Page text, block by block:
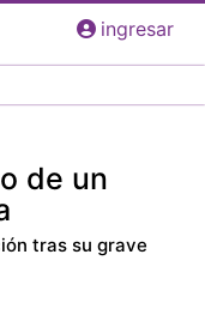
ingresar
de un
tras su grave